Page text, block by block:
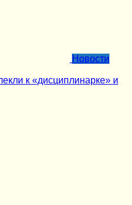
Новости
к «дисциплинарке» и